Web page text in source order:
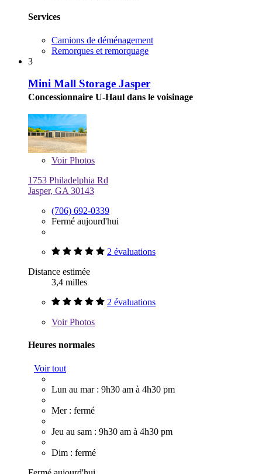
Services
Camions de déménagement
Remorques et remorquage
3
Mini Mall Storage Jasper
Concessionnaire U-Haul dans le voisinage
VoirPhotos
1753 Philadelphia Rd
Jasper, GA 30143
(706) 692-0339
Fermé aujourd'hui
2 évaluations
Distance estimée
3,4 milles
2 évaluations
VoirPhotos
Heures normales
Voir tout
Lun au mar : 9h30 am à 4h30 pm
Mer : fermé
Jeu au sam : 9h30 am à 4h30 pm
Dim : fermé